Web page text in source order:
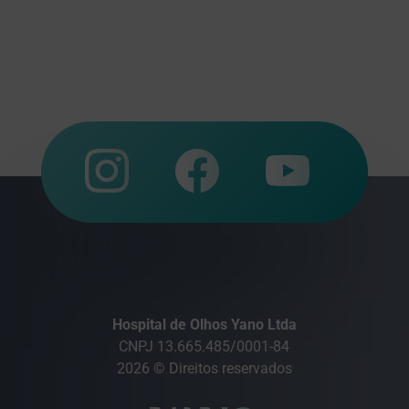
Hospital de Olhos Yano Ltda
CNPJ 13.665.485/0001-84
2026 © Direitos reservados